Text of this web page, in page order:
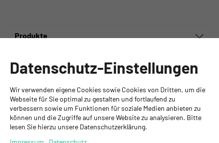
Produkte
GYSO AG
Hauptsitz Kloten
Steinackerstrasse 34
8302 Kloten
Datenschutz-Einstellungen
Wir verwenden eigene Cookies sowie Cookies von Dritten, um die
Webseite für Sie optimal zu gestalten und fortlaufend zu
verbessern sowie um Funktionen für soziale Medien anbieten zu
können und die Zugriffe auf unsere Website zu analysieren. Bitte
lesen Sie hierzu unsere Datenschutzerklärung.